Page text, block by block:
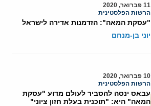
11 פברואר, 2020
הרשות הפלסטינית
"עסקת המאה": הזדמנות אדירה לישראל
יוני בן-מנחם
10 פברואר, 2020
הרשות הפלסטינית
עבאס ינסה להסביר לעולם מדוע "עסקת
המאה" היא: "תוכנית בעלת חזון ציוני"